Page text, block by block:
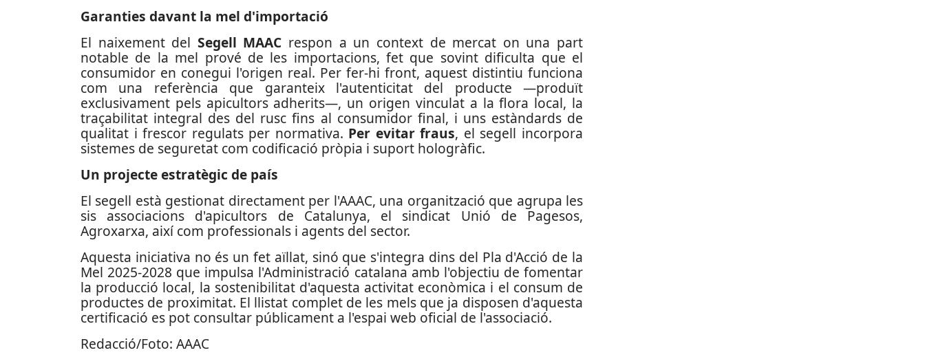
Garanties davant la mel d'importació
El naixement del Segell MAAC respon a un context de mercat on una part
notable de la mel prové de les importacions, fet que sovint dificulta que el
consumidor en conegui l'origen real. Per fer-hi front, aquest distintiu funciona
com una referència que garanteix l'autenticitat del producte —produït
exclusivament pels apicultors adherits—, un origen vinculat a la flora local, la
traçabilitat integral des del rusc fins al consumidor final, i uns estàndards de
qualitat i frescor regulats per normativa. Per evitar fraus, el segell incorpora
sistemes de seguretat com codificació pròpia i suport hologràfic.
Un projecte estratègic de país
El segell està gestionat directament per l'AAAC, una organització que agrupa les
sis associacions d'apicultors de Catalunya, el sindicat Unió de Pagesos,
Agroxarxa, així com professionals i agents del sector.
Aquesta iniciativa no és un fet aïllat, sinó que s'integra dins del Pla d'Acció de la
Mel 2025-2028 que impulsa l'Administració catalana amb l'objectiu de fomentar
la producció local, la sostenibilitat d'aquesta activitat econòmica i el consum de
productes de proximitat. El llistat complet de les mels que ja disposen d'aquesta
certificació es pot consultar públicament a l'espai web oficial de l'associació.
Redacció/Foto: AAAC